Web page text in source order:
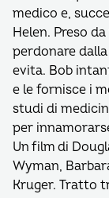
medico e,
Helen. Preso
perdonare
evita. Bob
e le fornisce i
studi di
per
Un film di
Wyman,
Kruger. Tratto